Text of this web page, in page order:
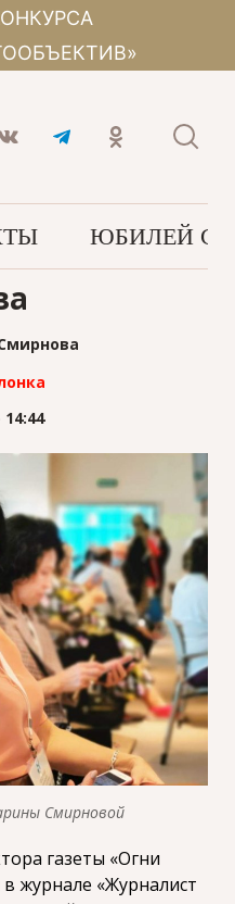
ЮБИЛЕЙ
Смирновой
газеты «Огни
журнале «Журналист